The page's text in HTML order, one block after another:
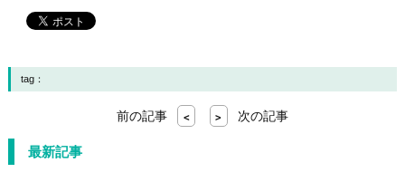
tag：
前の記事 < > 次の記事
最新記事